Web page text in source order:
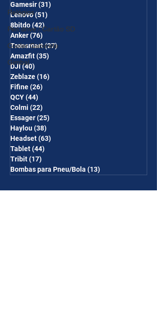
Relógios
Pen drive / Cartão SD
Cooler Gabinete
Gimbal
Gamesir(31)
Lenovo(51)
8bitdo(42)42 posts
Anker(76)
Tronsmart(27)27 posts
Amazfit(35)
DJI (40)
Zeblaze(16)
Fifine(26)
QCY(44)
Colmi (22)
Essager(25)
Haylou(38)
Headset(63)
Tablet(44)
Tribit(17)
Bombas para Pneu/Bola (13)